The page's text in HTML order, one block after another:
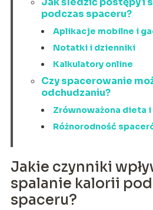
podczas spaceru?
Aplikacje mobilne i
Notatki i dzienniki
Kalkulatory online
Czy spacerowanie
odchudzaniu?
Zrównoważona dieta
Różnorodność
Jakie czynniki
spalanie kalorii
spaceru?